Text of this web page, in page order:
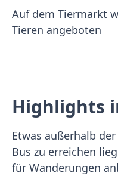
Auf dem Tiermarkt
Tieren angeboten
Highlights
Etwas außerhalb
Bus zu erreichen
für Wanderungen